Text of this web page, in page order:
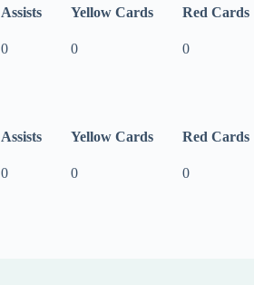
Assists Yellow Cards Red Cards
0 0 0
Assists Yellow Cards Red Cards
0 0 0